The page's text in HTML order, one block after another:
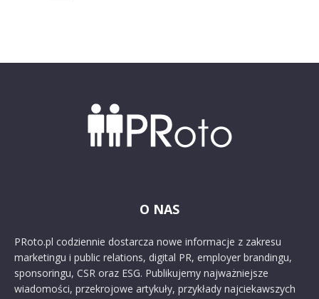
O NAS
PRoto.pl codziennie dostarcza nowe informacje z zakresu
marketingu i public relations, digital PR, employer brandingu,
sponsoringu, CSR oraz ESG. Publikujemy najważniejsze
wiadomości, przekrojowe artykuły, przykłady najciekawszych